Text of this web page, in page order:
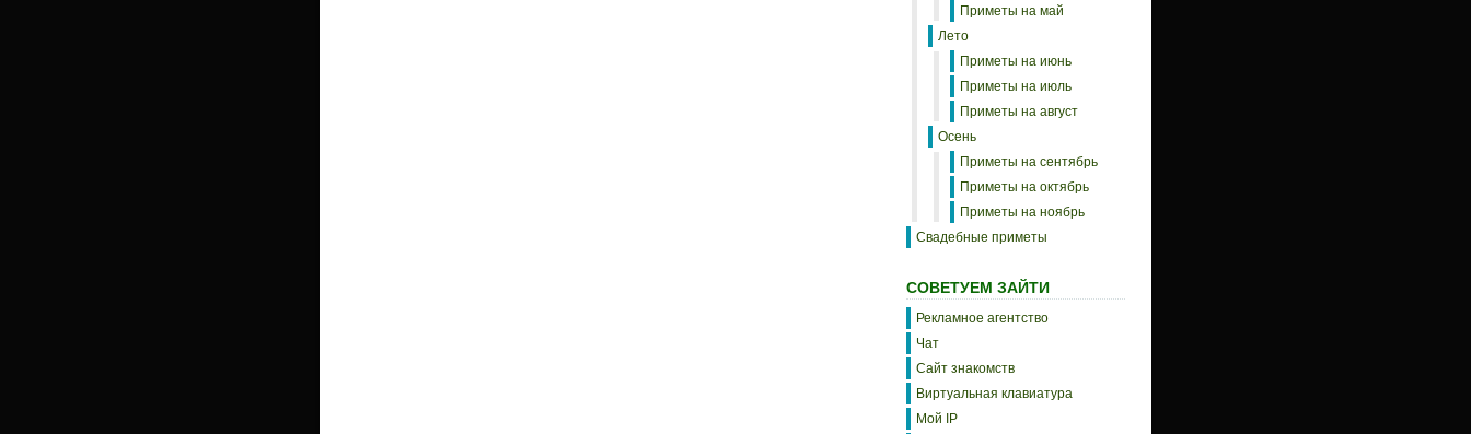
Приметы на май
Лето
Приметы на июнь
Приметы на июль
Приметы на август
Осень
Приметы на сентябрь
Приметы на октябрь
Приметы на ноябрь
Свадебные приметы
СОВЕТУЕМ ЗАЙТИ
Рекламное агентство
Чат
Сайт знакомств
Виртуальная клавиатура
Мой IP